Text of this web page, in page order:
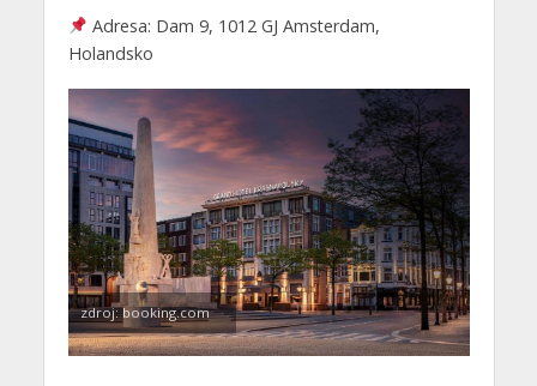
Adresa: Dam 9, 1012 GJ Amsterdam,
Holandsko
zdroj: booking.com